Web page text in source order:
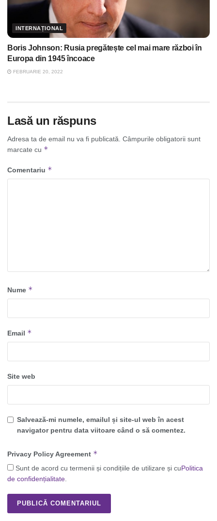
INTERNAȚIONAL
Boris Johnson: Rusia pregătește cel mai mare război în
Europa din 1945 încoace
FEBRUARIE 20, 2022
Lasă un răspuns
Adresa ta de email nu va fi publicată. Câmpurile obligatorii sunt
marcate cu *
Comentariu *
Nume *
Email *
Site web
Salvează-mi numele, emailul și site-ul web în acest
navigator pentru data viitoare când o să comentez.
Privacy Policy Agreement *
Sunt de acord cu termenii și condițiile de utilizare și cuPolitica
de confidențialitate.